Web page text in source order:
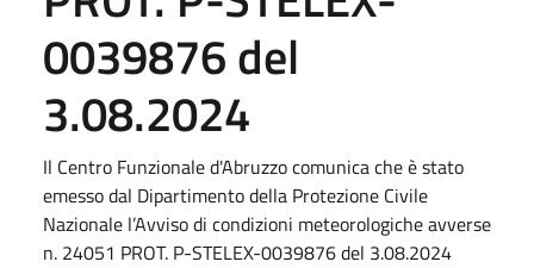
0039876 del
3.08.2024
Il Centro Funzionale d'Abruzzo comunica che è stato
emesso dal Dipartimento della Protezione Civile
Nazionale l’Avviso di condizioni meteorologiche avverse
n. 24051 PROT. P-STELEX-0039876 del 3.08.2024